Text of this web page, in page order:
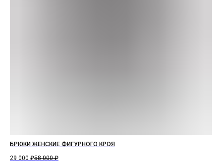
БРЮКИ ЖЕНСКИЕ ФИГУРНОГО КРОЯ
29 000 ₽58 000 ₽